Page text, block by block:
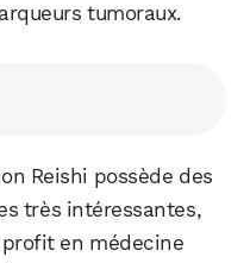
tumoraux.
Reishi possède des
très intéressantes,
en médecine